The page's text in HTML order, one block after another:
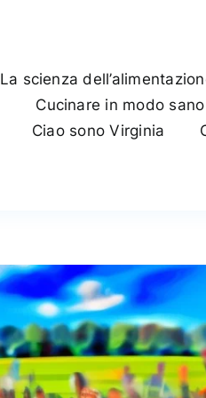
La scienza
Cucinare in modo sano
Ciao sono Virginia